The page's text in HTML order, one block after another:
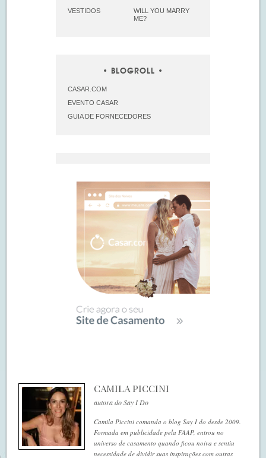
VESTIDOS
WILL YOU MARRY
ME?
BLOGROLL
CASAR.COM
EVENTO CASAR
GUIA DE FORNECEDORES
CAMILA PICCINI
autora do Say I Do
Camila Piccini comanda o blog Say I do desde 2009.
Formada em publicidade pela FAAP, entrou no
universo de casamento quando ficou noiva e sentiu
necessidade de dividir suas inspirações com outras